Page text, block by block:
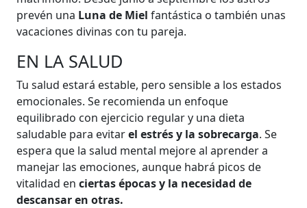
prevén una Luna de Mielfantástica o también unas
vacaciones divinas con tu pareja.
EN LA SALUD
Tu salud estará estable, pero sensible a los estados
emocionales. Se recomienda un enfoque
equilibrado con ejercicio regular y una dieta
saludable para evitarel estrés y la sobrecarga. Se
espera que la salud mental mejore al aprender a
manejar las emociones, aunque habrá picos de
vitalidad enciertas épocas y la necesidad de
descansar en otras.